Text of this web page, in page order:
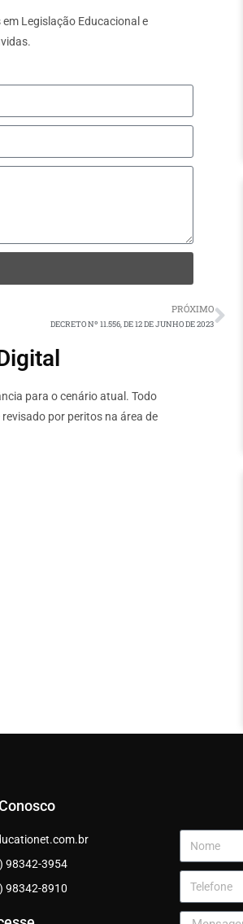
Legislação Educacional e
PRÓXIMO
DECRETO Nº 11.556, DE 12 DE JUNHO DE 2023
para o cenário atual. Todo
por peritos na área de
98342-3954
98342-8910